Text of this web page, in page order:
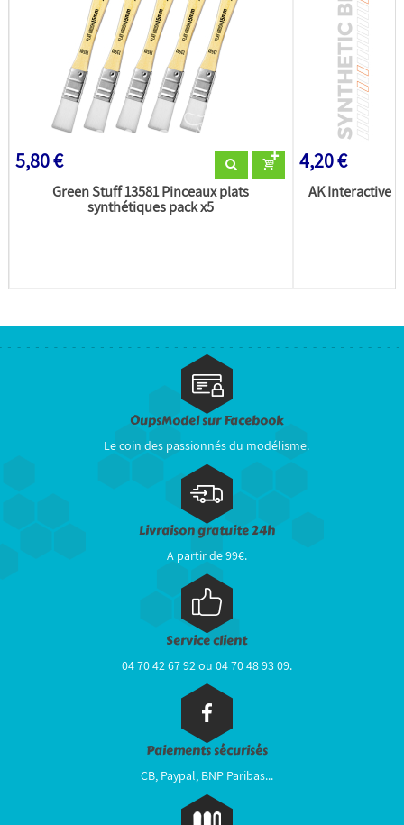
5,80 €
Green Stuff 13581 Pinceaux plats
synthétiques pack x5
4,20 €
AK Interactive
OupsModel sur Facebook
Le coin des passionnés du modélisme.
Livraison gratuite 24h
A partir de 99€.
Service client
04 70 42 67 92 ou 04 70 48 93 09.
Paiements sécurisés
CB, Paypal, BNP Paribas...